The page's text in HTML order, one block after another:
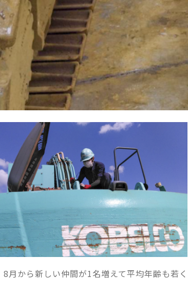
8月から新しい仲間が1名増えて平均年齢も若